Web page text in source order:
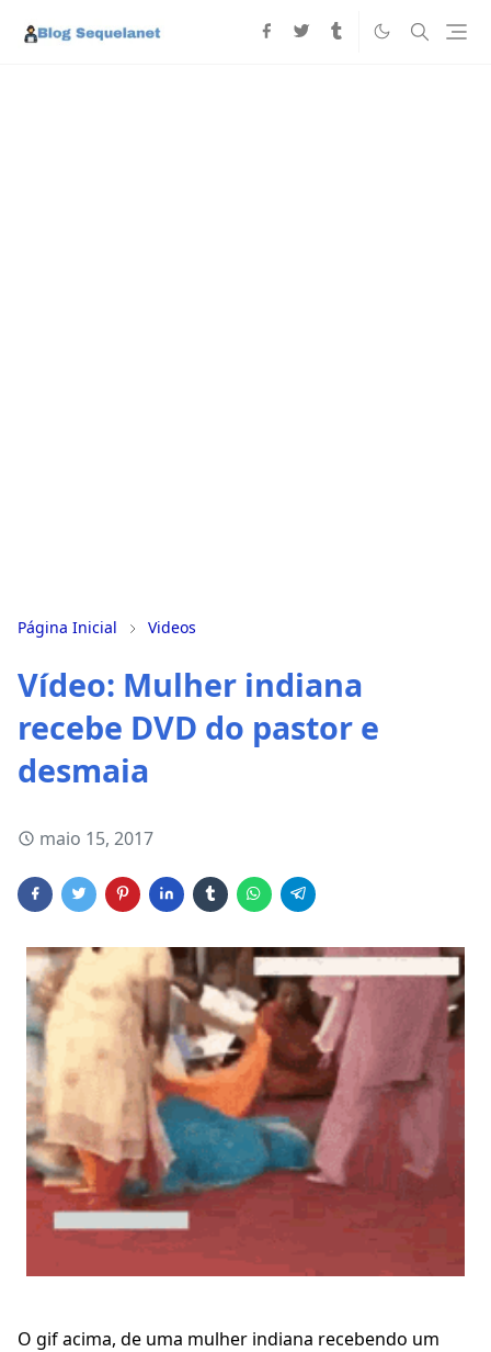
Página Inicial Videos
Vídeo: Mulher indiana
recebe DVD do pastor e
desmaia
maio 15, 2017
O gif acima, de uma mulher indiana recebendo um